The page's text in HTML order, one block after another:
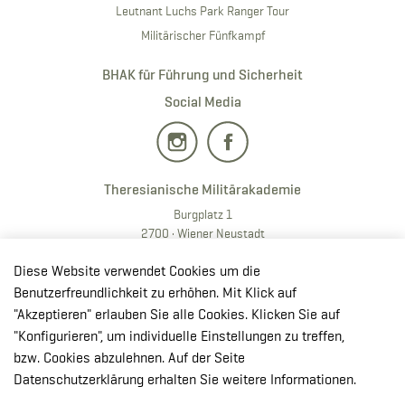
Leutnant Luchs Park Ranger Tour
Militärischer Fünfkampf
BHAK für Führung und Sicherheit
Social Media
Theresianische Militärakademie
Burgplatz 1
2700 · Wiener Neustadt
T:+43 50201 20 28901
E:redaktion.milak @bmlv.gv.at
In OpenStreetMap öffnen
↳ Route mit GoogleMaps planen
Diese Website verwendet Cookies um die
Benutzerfreundlichkeit zu erhöhen. Mit Klick auf
"Akzeptieren" erlauben Sie alle Cookies. Klicken Sie auf
"Konfigurieren", um individuelle Einstellungen zu treffen,
bzw. Cookies abzulehnen. Auf der Seite
Datenschutzerklärung erhalten Sie weitere Informationen.